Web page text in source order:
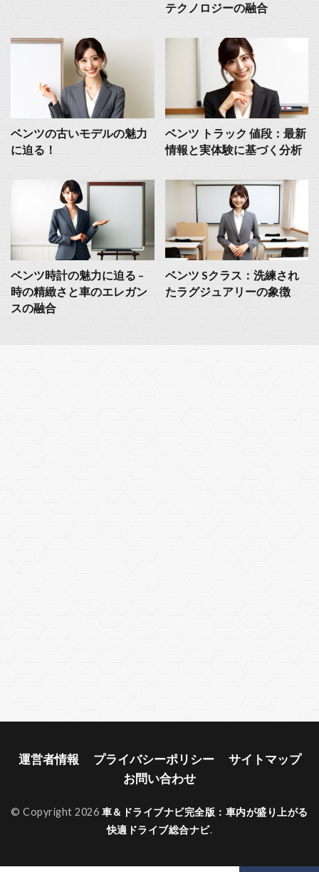
テクノロジーの融合
ベンツの古いモデルの魅力
に迫る！
ベンツ トラック 値段：最新
情報と実体験に基づく分析
ベンツ時計の魅力に迫る –
時の精緻さと車のエレガン
スの融合
ベンツ Sクラス：洗練され
たラグジュアリーの象徴
運営者情報 プライバシーポリシー
サイトマップ
お問い合わせ
© Copyright 2026 車＆ドライブナビ完全版：車内が盛り上がる
快適ドライブ総合ナビ.